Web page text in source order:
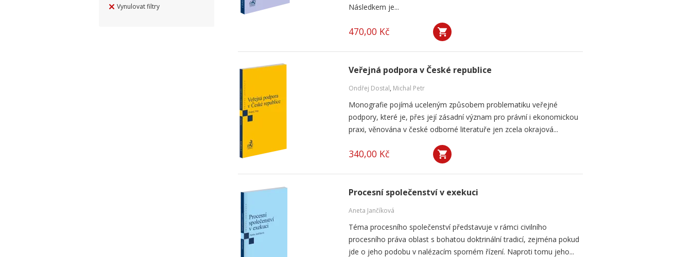
Vynulovat filtry
Následkem je...
470,00 Kč
Veřejná podpora v České republice
Ondřej Dostal, Michal Petr
Monografie pojímá uceleným způsobem problematiku veřejné
podpory, které je, přes její zásadní význam pro právní i ekonomickou
praxi, věnována v české odborné literatuře jen zcela okrajová...
340,00 Kč
Procesní společenství v exekuci
Aneta Jančíková
Téma procesního společenství představuje v rámci civilního
procesního práva oblast s bohatou doktrinální tradicí, zejména pokud
jde o jeho podobu v nalézacím sporném řízení. Naproti tomu jeho...